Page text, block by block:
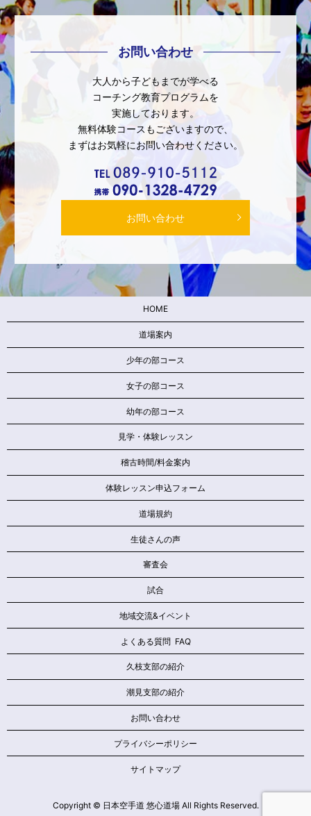
お問い合わせ
大人から子どもまでが学べる
コーチング教育プログラムを
実施しております。
無料体験コースもございますので、
まずはお気軽にお問い合わせください。
お問い合わせ
HOME
道場案内
少年の部コース
女子の部コース
幼年の部コース
見学・体験レッスン
稽古時間/料金案内
体験レッスン申込フォーム
道場規約
生徒さんの声
審査会
試合
地域交流&イベント
よくある質問 FAQ
久枝支部の紹介
潮見支部の紹介
お問い合わせ
プライバシーポリシー
サイトマップ
Copyright © 日本空手道 悠心道場 All Rights Reserved.